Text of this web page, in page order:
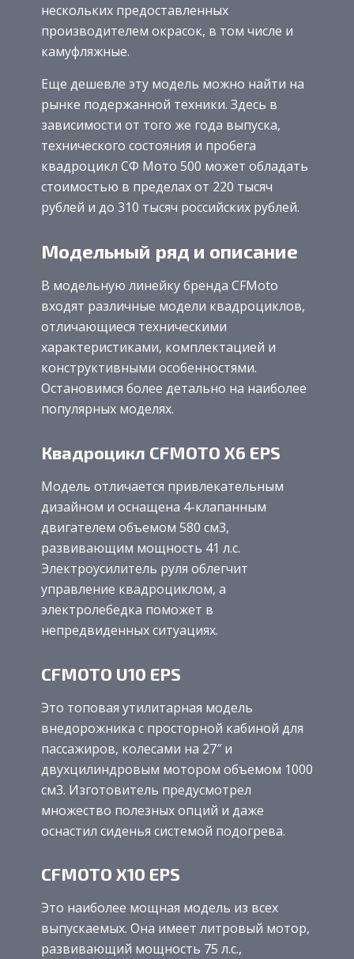
нескольких предоставленных
производителем окрасок, в том числе и
камуфляжные.
Еще дешевле эту модель можно найти на
рынке подержанной техники. Здесь в
зависимости от того же года выпуска,
технического состояния и пробега
квадроцикл СФ Мото 500 может обладать
стоимостью в пределах от 220 тысяч
рублей и до 310 тысяч российских рублей.
Модельный ряд и описание
В модельную линейку бренда CFMoto
входят различные модели квадроциклов,
отличающиеся техническими
характеристиками, комплектацией и
конструктивными особенностями.
Остановимся более детально на наиболее
популярных моделях.
Квадроцикл CFMOTO X6 EPS
Модель отличается привлекательным
дизайном и оснащена 4-клапанным
двигателем объемом 580 см3,
развивающим мощность 41 л.с.
Электроусилитель руля облегчит
управление квадроциклом, а
электролебедка поможет в
непредвиденных ситуациях.
CFMOTO U10 EPS
Это топовая утилитарная модель
внедорожника с просторной кабиной для
пассажиров, колесами на 27″ и
двухцилиндровым мотором объемом 1000
см3. Изготовитель предусмотрел
множество полезных опций и даже
оснастил сиденья системой подогрева.
CFMOTO X10 EPS
Это наиболее мощная модель из всех
выпускаемых. Она имеет литровый мотор,
развивающий мощность 75 л.с.,